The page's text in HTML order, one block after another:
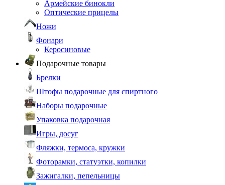
Армейские бинокли
Оптические прицелы
Ножи
Фонари
Керосиновые
Подарочные товары
Брелки
Штофы подарочные для спиртного
Наборы подарочные
Упаковка подарочная
Игры, досуг
Фляжки, термоса, кружки
Фоторамки, статуэтки, копилки
Зажигалки, пепельницы